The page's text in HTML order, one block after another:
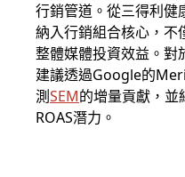
行銷管道。從三得利健
納入行銷組合核心，不
整體媒體投資效益。對
建議透過Google的
測SEM的增量貢獻，並
ROAS潛力。